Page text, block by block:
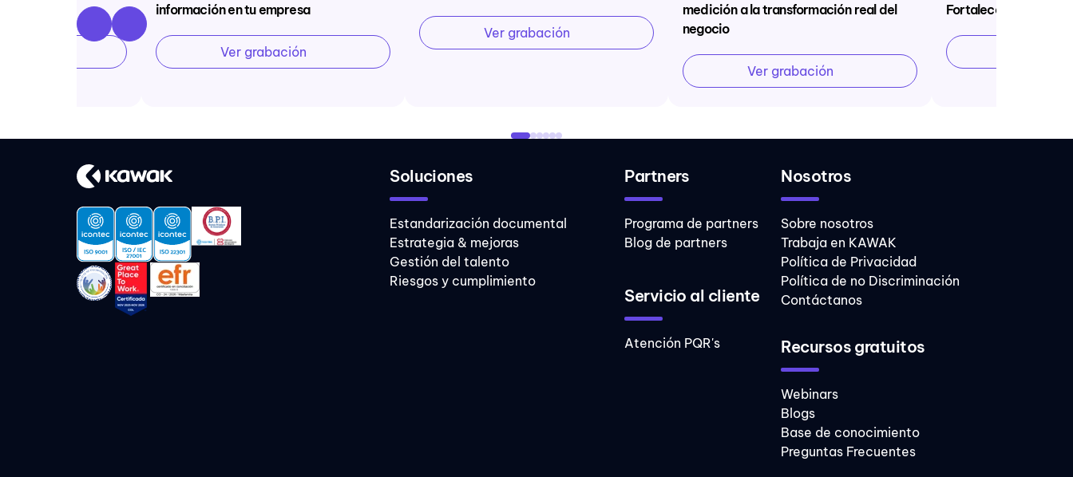
información en tu empresa
Ver grabación
Ver grabación
medición a la transformación real del
negocio
Ver grabación
Fortalecer a tu
Soluciones
Estandarización documental
Estrategia & mejoras
Gestión del talento
Riesgos y cumplimiento
Partners
Programa de partners
Blog de partners
Servicio al cliente
Atención PQR's
Nosotros
Sobre nosotros
Trabaja en KAWAK
Política de Privacidad
Política de no Discriminación
Contáctanos
Recursos gratuitos
Webinars
Blogs
Base de conocimiento
Preguntas Frecuentes